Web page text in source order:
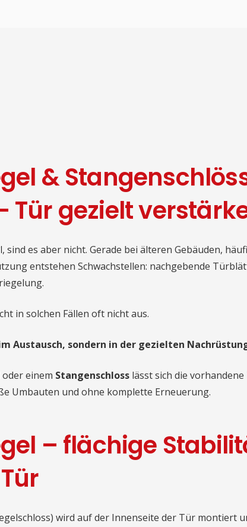
&
Tür gezielt
sind es aber nicht. Gerade bei älteren Gebäuden,
entstehen Schwachstellen: nachgebende
in solchen Fällen oft nicht aus.
Austausch, sondern in der gezielten
oder einem Stangenschloss lässt sich die
Umbauten und ohne komplette Erneuerung.
– flächige
wird auf der Innenseite der Tür montiert